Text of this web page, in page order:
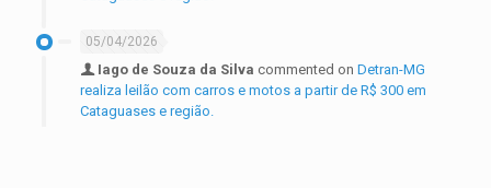
05/04/2026
Iago de Souza da Silva commented on Detran-MG
realiza leilão com carros e motos a partir de R$ 300 em
Cataguases e região.